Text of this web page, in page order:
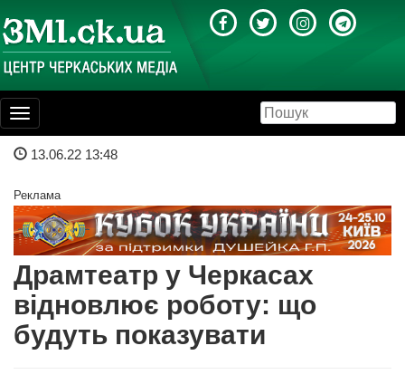
Toggle
navigation
13.06.22 13:48
Реклама
Драмтеатр у Черкасах
відновлює роботу: що
будуть показувати